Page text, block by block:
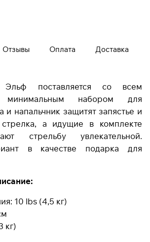
Отзывы Оплата Доставка
поставляется со всем
минимальным набором для
и напальчник защитят запястье и
а идущие в комплекте
стрельбу увлекательной.
в качестве подарка для
10 lbs (4,5 кг)
кг)
% будут
оплате черезПЛАЙТ
по купонам не
8 800 302-02-51